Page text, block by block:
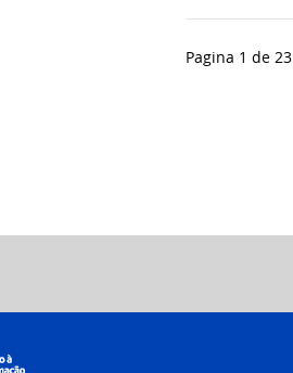
Pagina 1 de 23